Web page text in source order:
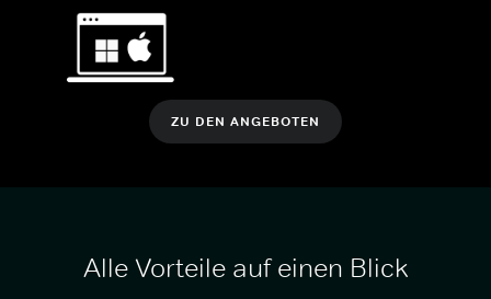
ZU DEN ANGEBOTEN
Alle Vorteile auf einen Blick